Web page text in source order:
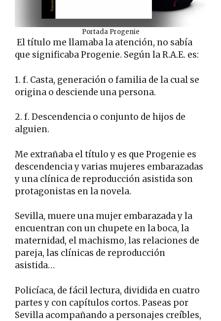
Portada Progenie
El título me llamaba la atención, no sabía
que significaba Progenie. Según la R.A.E. es:
1. f. Casta, generación o familia de la cual se
origina o desciende una persona.
2. f. Descendencia o conjunto de hijos de
alguien.
Me extrañaba el título y es que Progenie es
descendencia y varias mujeres embarazadas
y una clínica de reproducción asistida son
protagonistas en la novela.
Sevilla, muere una mujer embarazada y la
encuentran con un chupete en la boca, la
maternidad, el machismo, las relaciones de
pareja, las clínicas de reproducción
asistida…
Policíaca, de fácil lectura, dividida en cuatro
partes y con capítulos cortos. Paseas por
Sevilla acompañando a personajes creíbles,